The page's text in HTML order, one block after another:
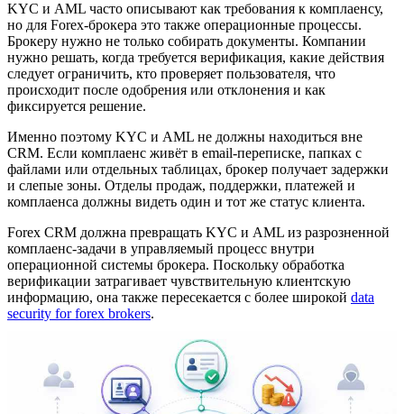
KYC и AML часто описывают как требования к комплаенсу,
но для Forex-брокера это также операционные процессы.
Брокеру нужно не только собирать документы. Компании
нужно решать, когда требуется верификация, какие действия
следует ограничить, кто проверяет пользователя, что
происходит после одобрения или отклонения и как
фиксируется решение.
Именно поэтому KYC и AML не должны находиться вне
CRM. Если комплаенс живёт в email-переписке, папках с
файлами или отдельных таблицах, брокер получает задержки
и слепые зоны. Отделы продаж, поддержки, платежей и
комплаенса должны видеть один и тот же статус клиента.
Forex CRM должна превращать KYC и AML из разрозненной
комплаенс-задачи в управляемый процесс внутри
операционной системы брокера. Поскольку обработка
верификации затрагивает чувствительную клиентскую
информацию, она также пересекается с более широкой data
security for forex brokers.